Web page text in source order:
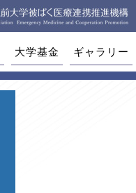
大学基金 ギャラリー